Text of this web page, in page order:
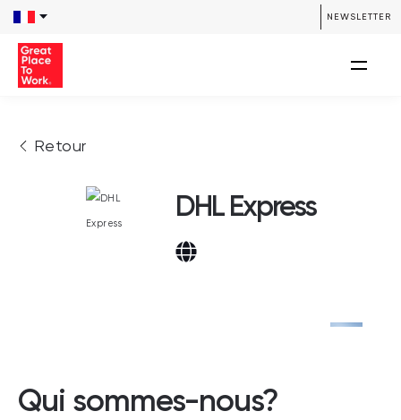
NEWSLETTER
Retour
DHL Express
Qui sommes-nous?